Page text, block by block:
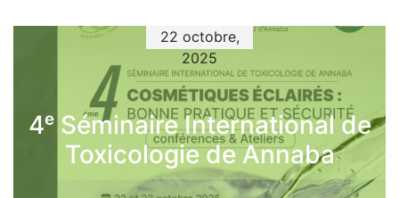
22 octobre,
2025
4ᵉ Séminaire International de
Toxicologie de Annaba